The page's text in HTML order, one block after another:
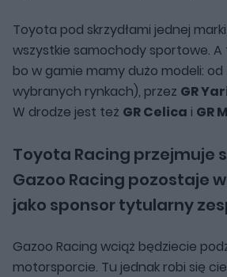
Toyota pod skrzydłami jednej
wszystkie samochody sportowe.
bo w gamie mamy dużo modeli: od
wybranych rynkach), przez GR
W drodze jest też GR Celica i GR
Toyota Racing przejmuje
Gazoo Racing pozostaje
jako sponsor tytularny
Gazoo Racing wciąż będziecie
motorsporcie. Tu jednak robi się